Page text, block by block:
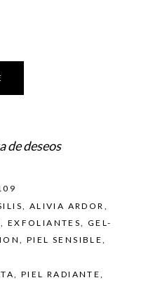
de deseos
, ALIVIA ARDOR ,
, EXFOLIANTES,GEL-
,PIEL SENSIBLE,
,PIEL RADIANTE,